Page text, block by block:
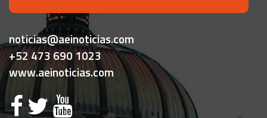
noticias@aeinoticias.com
+52 473 690 1023
www.aeinoticias.com